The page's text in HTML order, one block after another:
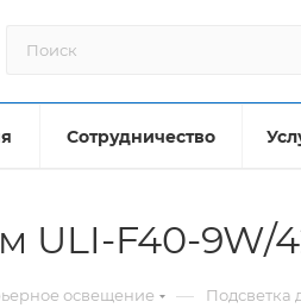
Сотрудничество
ULI-F40-9W/
освещение —
Подсветка